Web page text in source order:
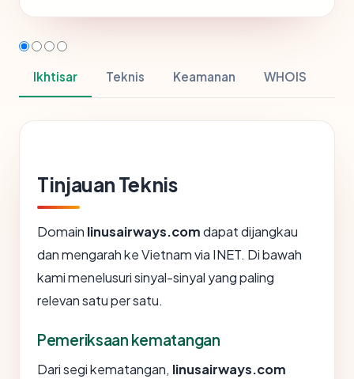
Ikhtisar Teknis Keamanan WHOIS
Tinjauan Teknis
Domain linusairways.comdapat dijangkau
dan mengarah ke Vietnam via INET. Di bawah
kami menelusuri sinyal-sinyal yang paling
relevan satu per satu.
Pemeriksaan kematangan
Dari segi kematangan, linusairways.com